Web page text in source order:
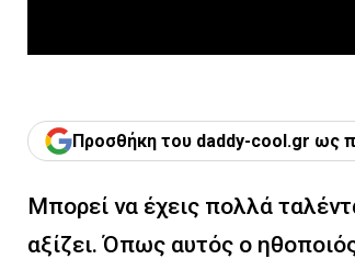
Προσθήκη του daddy-cool.gr ως
Μπορεί να έχεις πολλά
αξίζει. Όπως αυτός ο